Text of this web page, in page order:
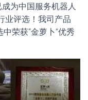
为中国服务机器人
业评选！我司产品
荣获“金萝卜”优秀